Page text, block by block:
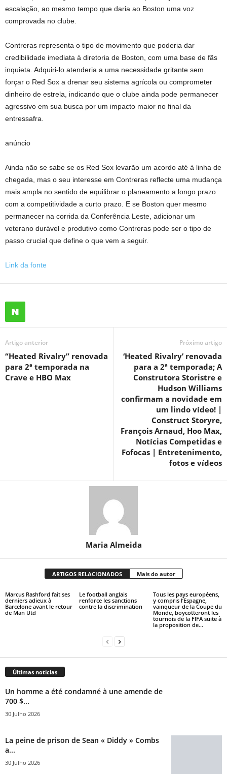
escalação, ao mesmo tempo que daria ao Boston uma voz
comprovada no clube.
Contreras representa o tipo de movimento que poderia dar
credibilidade imediata à diretoria de Boston, com uma base de fãs
inquieta. Adquiri-lo atenderia a uma necessidade gritante sem
forçar o Red Sox a drenar seu sistema agrícola ou comprometer
dinheiro de estrela, indicando que o clube ainda pode permanecer
agressivo em sua busca por um impacto maior no final da
entressafra.
anúncio
Ainda não se sabe se os Red Sox levarão um acordo até à linha de
chegada, mas o seu interesse em Contreras reflecte uma mudança
mais ampla no sentido de equilibrar o planeamento a longo prazo
com a competitividade a curto prazo. E se Boston quer mesmo
permanecer na corrida da Conferência Leste, adicionar um
veterano durável e produtivo como Contreras pode ser o tipo de
passo crucial que define o que vem a seguir.
Link da fonte
Artigo anterior
“Heated Rivalry” renovada
para 2ª temporada na
Crave e HBO Max
Próximo artigo
‘Heated Rivalry’ renovada
para a 2ª temporada; A
Construtora Storistre e
Hudson Williams
confirmam a novidade em
um lindo vídeo! |
Construct Storyre,
François Arnaud, Hoo Max,
Notícias Competidas e
Fofocas | Entretenimento,
fotos e vídeos
Maria Almeida
ARTIGOS RELACIONADOS Mais do autor
Marcus Rashford fait ses
derniers adieux à
Barcelone avant le retour
de Man Utd
Le football anglais
renforce les sanctions
contre la discrimination
Tous les pays européens,
y compris l’Espagne,
vainqueur de la Coupe du
Monde, boycotteront les
tournois de la FIFA suite à
la proposition de...
Últimas notícias
Un homme a été condamné à une amende de
700 $...
30 Julho 2026
La peine de prison de Sean « Diddy » Combs
a...
30 Julho 2026